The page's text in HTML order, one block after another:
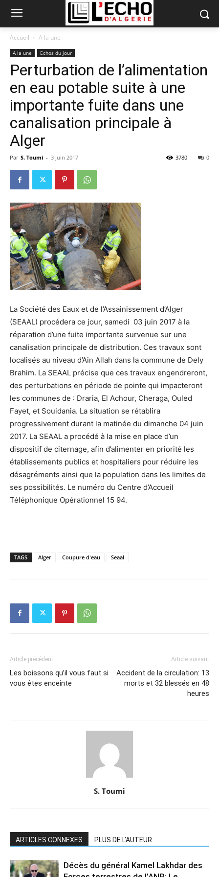
Accueil A la une
A la une Echos du jour
Perturbation de l’alimentation
en eau potable suite à une
importante fuite dans une
canalisation principale à
Alger
Par S. Toumi - 3 juin 2017 0
3780
La Société des Eaux et de l’Assainissement d’Alger
(SEAAL) procédera ce jour, samedi 03 juin 2017 à la
réparation d’une fuite importante survenue sur une
canalisation principale de distribution. Ces travaux sont
localisés au niveau d’Ain Allah dans la commune de Dely
Brahim. La SEAAL précise que ces travaux engendreront,
des perturbations en période de pointe qui impacteront
les communes de : Draria, El Achour, Cheraga, Ouled
Fayet, et Souidania. La situation se rétablira
progressivement durant la matinée du dimanche 04 juin
2017. La SEAAL a procédé à la mise en place d’un
dispositif de citernage, afin d’alimenter en priorité les
établissements publics et hospitaliers pour réduire les
désagréments ainsi que la population dans les limites de
ses possibilités. Le numéro du Centre d’Accueil
Téléphonique Opérationnel 15 94.
TAGS Alger Coupure d'eau Seaal
Article précédent
Les boissons qu’il vous faut si
vous êtes enceinte
Article suivant
Accident de la circulation: 13
morts et 32 blessés en 48
heures
S. Toumi
ARTICLES CONNEXES PLUS DE L'AUTEUR
Décès du général Kamel Lakhdar des